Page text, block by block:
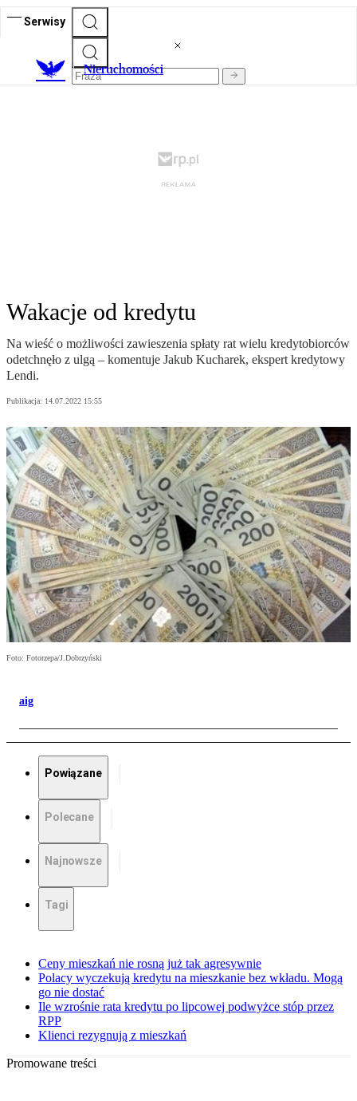
Serwisy
Nieruchomości
Wakacje od kredytu
Na wieść o możliwości zawieszenia spłaty rat wielu kredytobiorców
odetchnęło z ulgą – komentuje Jakub Kucharek, ekspert kredytowy
Lendi.
Publikacja: 14.07.2022 15:55
Foto: Fotorzepa/J.Dobrzyński
aig
Powiązane
Polecane
Najnowsze
Tagi
Ceny mieszkań nie rosną już tak agresywnie
Polacy wyczekują kredytu na mieszkanie bez wkładu. Mogą
go nie dostać
Ile wzrośnie rata kredytu po lipcowej podwyżce stóp przez
RPP
Klienci rezygnują z mieszkań
Promowane treści